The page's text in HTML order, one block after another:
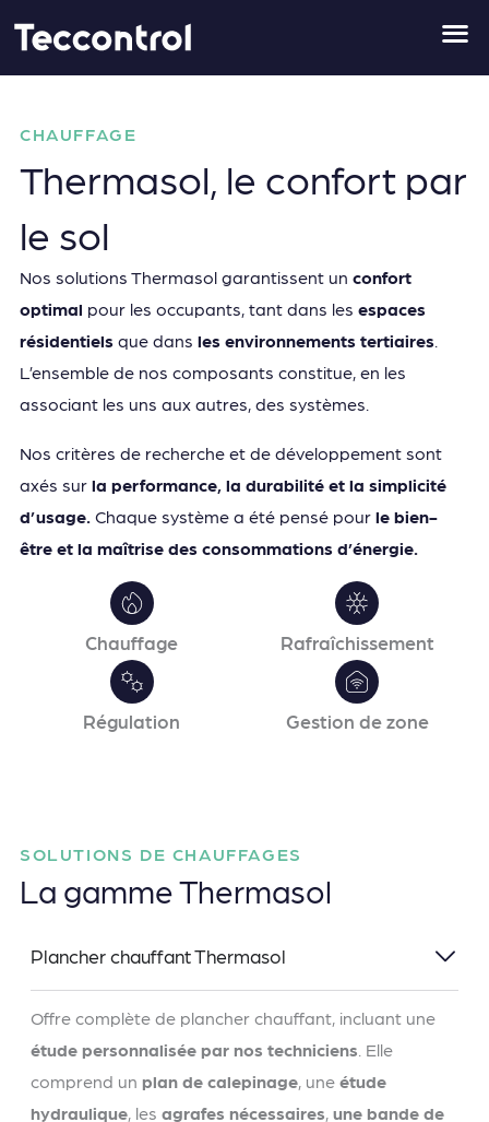
content
CHAUFFAGE
Thermasol, le confort par
le sol
Nos solutions Thermasol garantissent un confort
optimal pour les occupants, tant dans les espaces
résidentielsque dans les environnements tertiaires.
L’ensemble de nos composants constitue, en les
associant les uns aux autres, des systèmes.
Nos critères de recherche et de développement sont
axés sur la performance, la durabilité et la simplicité
d’usage.Chaque système a été pensé pour le bien-
être et la maîtrise des consommations d’énergie.
Chauffage Rafraîchissement
Régulation Gestion de zone
SOLUTIONS DE CHAUFFAGES
La gamme Thermasol
Plancher chauffant Thermasol
Offre complète de plancher chauffant, incluant une
étude personnalisée par nos techniciens . Elle
comprend un plan de calepinage, une étude
hydraulique, les agrafes nécessaires, une bande de